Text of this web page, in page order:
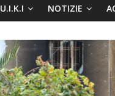
U.I.K.I NOTIZIE